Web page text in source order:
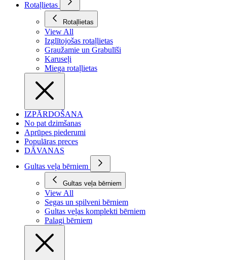
Rotaļlietas
Rotaļlietas
View All
Izglītojošas rotaļlietas
Graužamie un Grabulīši
Karuseļi
Miega rotaļlietas
IZPĀRDOŠANA
No pat dzimšanas
Aprūpes piederumi
Populāras preces
DĀVANAS
Gultas veļa bērniem
Gultas veļa bērniem
View All
Segas un spilveni bērniem
Gultas veļas komplekti bērniem
Palagi bērniem